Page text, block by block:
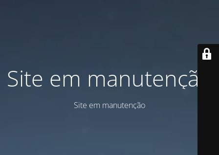
Site em manutenção
Site em manutenção